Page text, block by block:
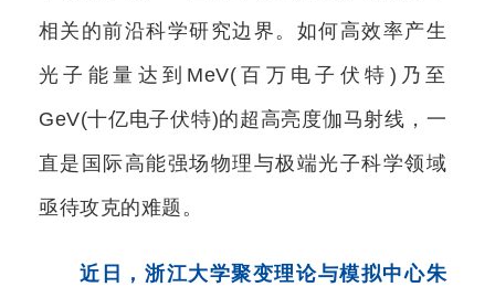
相关的前沿科学研究边界。如何高效率产生
光子能量达到MeV(百万电子伏特)乃至
GeV(十亿电子伏特)的超高亮度伽马射线，一
直是国际高能强场物理与极端光子科学领域
亟待攻克的难题。
近日，浙江大学聚变理论与模拟中心朱